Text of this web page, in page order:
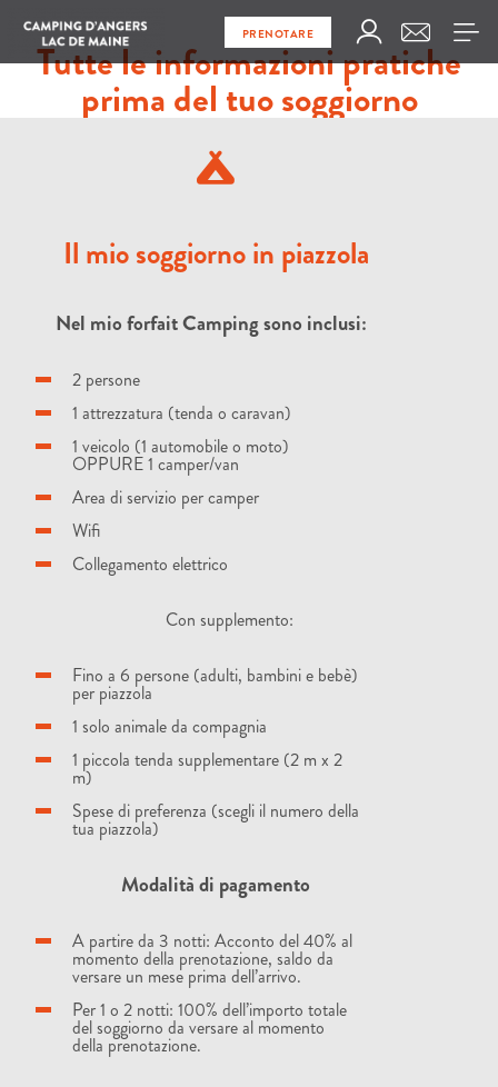
PRENOTARE
Tutte le informazioni pratiche
prima del tuo soggiorno
Il mio soggiorno in piazzola
Nel mio forfait Camping sono inclusi:
2 persone
1 attrezzatura (tenda o caravan)
1 veicolo (1 automobile o moto)
OPPURE 1 camper/van
Area di servizio per camper
Wifi
Collegamento elettrico
Con supplemento:
Fino a 6 persone (adulti, bambini e bebè)
per piazzola
1 solo animale da compagnia
1 piccola tenda supplementare (2 m x 2
m)
Spese di preferenza (scegli il numero della
tua piazzola)
Modalità di pagamento
A partire da 3 notti: Acconto del 40% al
momento della prenotazione, saldo da
versare un mese prima dell’arrivo.
Per 1 o 2 notti: 100% dell’importo totale
del soggiorno da versare al momento
della prenotazione.